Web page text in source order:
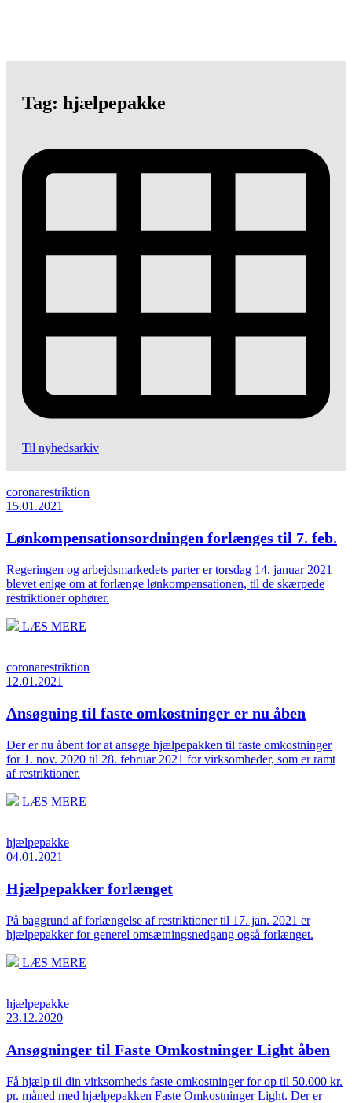
Tag: hjælpepakke
Til nyhedsarkiv
coronarestriktion
15.01.2021
Lønkompensationsordningen forlænges til 7. feb.
Regeringen og arbejdsmarkedets parter er torsdag 14. januar 2021
blevet enige om at forlænge lønkompensationen, til de skærpede
restriktioner ophører.
LÆS MERE
coronarestriktion
12.01.2021
Ansøgning til faste omkostninger er nu åben
Der er nu åbent for at ansøge hjælpepakken til faste omkostninger
for 1. nov. 2020 til 28. februar 2021 for virksomheder, som er ramt
af restriktioner.
LÆS MERE
hjælpepakke
04.01.2021
Hjælpepakker forlænget
På baggrund af forlængelse af restriktioner til 17. jan. 2021 er
hjælpepakker for generel omsætningsnedgang også forlænget.
LÆS MERE
hjælpepakke
23.12.2020
Ansøgninger til Faste Omkostninger Light åben
Få hjælp til din virksomheds faste omkostninger for op til 50.000 kr.
pr. måned med hjælpepakken Faste Omkostninger Light. Der er